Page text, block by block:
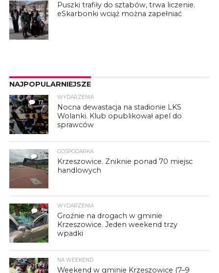
Puszki trafiły do sztabów, trwa liczenie.
eSkarbonki wciąż można zapełniać
NAJPOPULARNIEJSZE
17
WYDARZENIA
Nocna dewastacja na stadionie LKS
Wolanki. Klub opublikował apel do
sprawców
7
GOSPODARKA
Krzeszowice. Zniknie ponad 70 miejsc
handlowych
3
WYDARZENIA
Groźnie na drogach w gminie
Krzeszowice. Jeden weekend trzy
wpadki
NA WEEKEND
Weekend w gminie Krzeszowice (7–9